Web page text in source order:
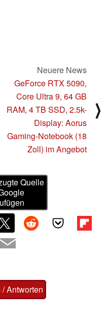
Neuere News
GeForce RTX 5090,
Core Ultra 9, 64 GB
RAM, 4 TB SSD, 2.5k-
Display: Aorus
Gaming-Notebook (18
Zoll) im Angebot
⟩
Quelle
Antworten